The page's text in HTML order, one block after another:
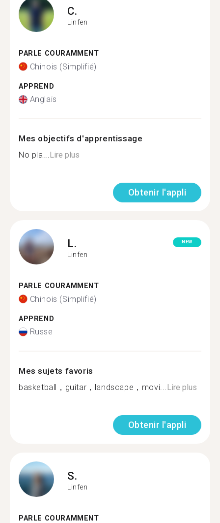
C.
Linfen
PARLE COURAMMENT
Chinois (Simplifié)
APPREND
Anglais
Mes objectifs d'apprentissage
No pla...Lire plus
Obtenir l'appli
L.
Linfen
NEW
PARLE COURAMMENT
Chinois (Simplifié)
APPREND
Russe
Mes sujets favoris
basketball，guitar，landscape，movi...Lire plus
Obtenir l'appli
S.
Linfen
PARLE COURAMMENT